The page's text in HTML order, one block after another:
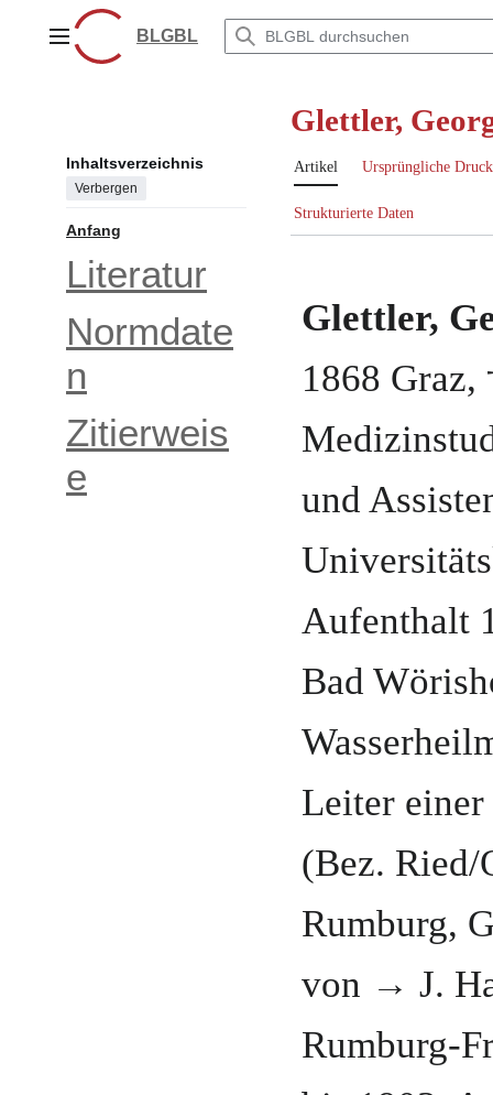
springenHauptmenüBLGBL
Inhaltsverzeichnis
Verbergen
Anfang
Literatur
Normdate
n
Zitierweis
e
Glettler,
Artikel Ursprüngliche
Strukturierte Daten
Glettler,
1868 Graz,
und
Aufenthalt
Bad
Leiter
(Bez. Ried/
Rumburg,
von → J.
Rumburg-